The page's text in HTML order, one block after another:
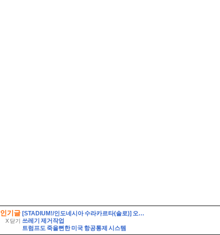
인기글
X 닫기
[STADIUM!/인도네시아 수라카르타(솔로)] 오직 인도네시아인들을 위해 만들어진 경기장. 페르시스 솔로의 전 경기장. 스타디온 스리웨다리 Stadion Sriwedari
쓰레기 제거작업
트럼프도 죽을뻔한 미국 항공통제 시스템